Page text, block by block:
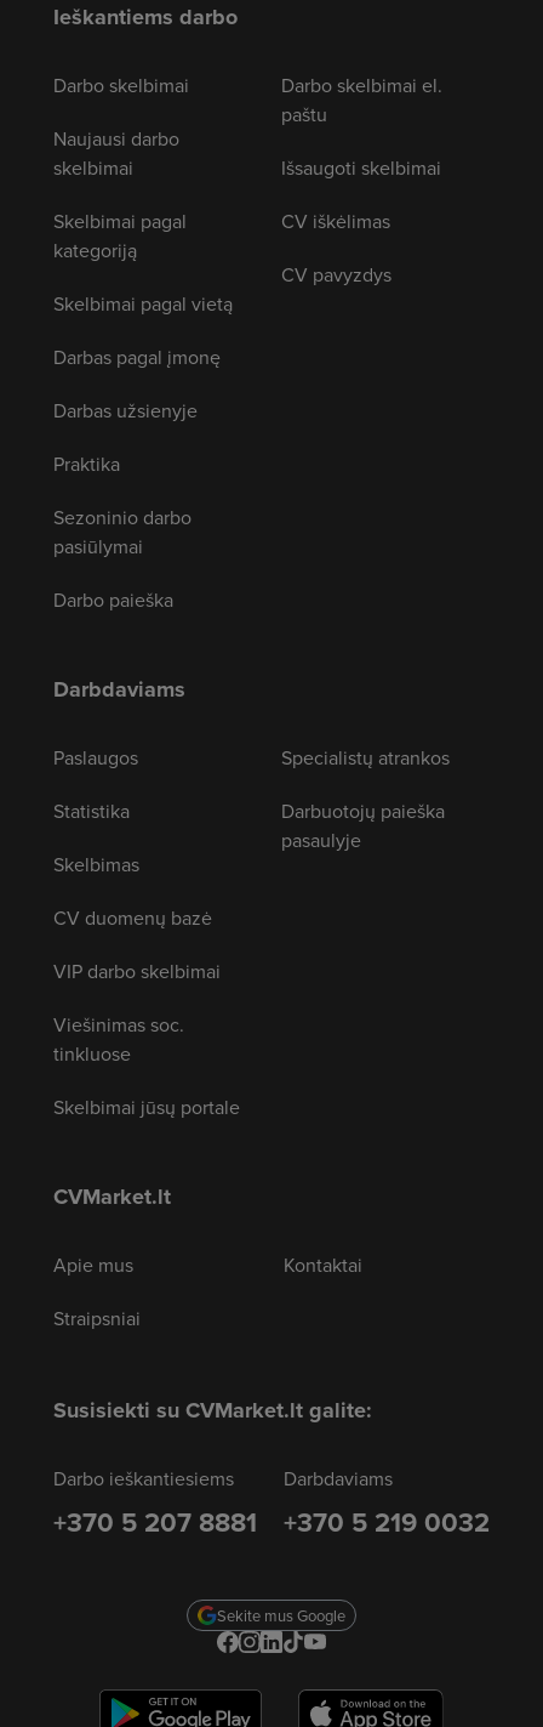
Ieškantiems darbo
Darbo skelbimai
Naujausi darbo
skelbimai
Skelbimai pagal
kategoriją
Skelbimai pagal vietą
Darbas pagal įmonę
Darbas užsienyje
Praktika
Sezoninio darbo
pasiūlymai
Darbo paieška
Darbo skelbimai el.
paštu
Išsaugoti skelbimai
CV iškėlimas
CV pavyzdys
Darbdaviams
Paslaugos
Statistika
Skelbimas
CV duomenų bazė
VIP darbo skelbimai
Viešinimas soc.
tinkluose
Skelbimai jūsų portale
Specialistų atrankos
Darbuotojų paieška
pasaulyje
CVMarket.lt
Apie mus
Straipsniai
Kontaktai
Susisiekti su CVMarket.lt galite:
Darbo ieškantiesiems
+370 5 207 8881
Darbdaviams
+370 5 219 0032
Sekite mus Google